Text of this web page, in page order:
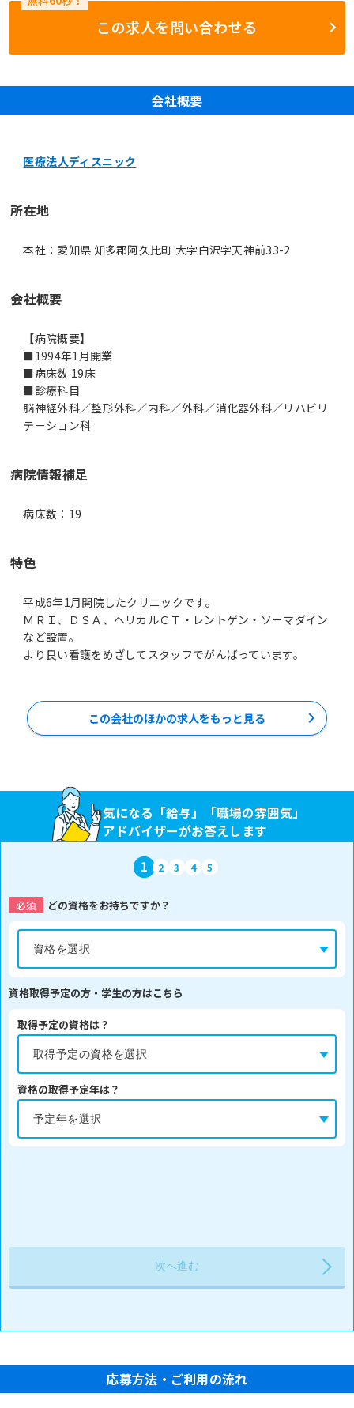
この求人を問い合わせる
会社概要
医療法人ディスニック
所在地
本社：愛知県 知多郡阿久比町 大字白沢字天神前33-2
会社概要
【病院概要】
■1994年1月開業
■病床数 19床
■診療科目
脳神経外科／整形外科／内科／外科／消化器外科／リハビリ
テーション科
病院情報補足
病床数：19
特色
平成6年1月開院したクリニックです。
ＭＲＩ、ＤＳＡ、ヘリカルＣＴ・レントゲン・ソーマダイン
など設置。
より良い看護をめざしてスタッフでがんばっています。
この会社のほかの求人をもっと見る
気になる「給与」「職場の雰囲気」
アドバイザーがお答えします
1 2 3 4 5
必須 どの資格をお持ちですか？
資格取得予定の方・学生の方はこちら
取得予定の資格は？
資格の取得予定年は？
応募方法・ご利用の流れ